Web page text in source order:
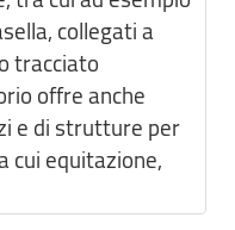
collegati a
tracciato
offre anche
e di strutture per
cui equitazione,